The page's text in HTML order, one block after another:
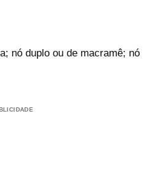
nó duplo ou de macramê; nó